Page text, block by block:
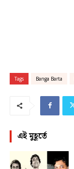
Tags Banga Barta
এই মুহূর্তে